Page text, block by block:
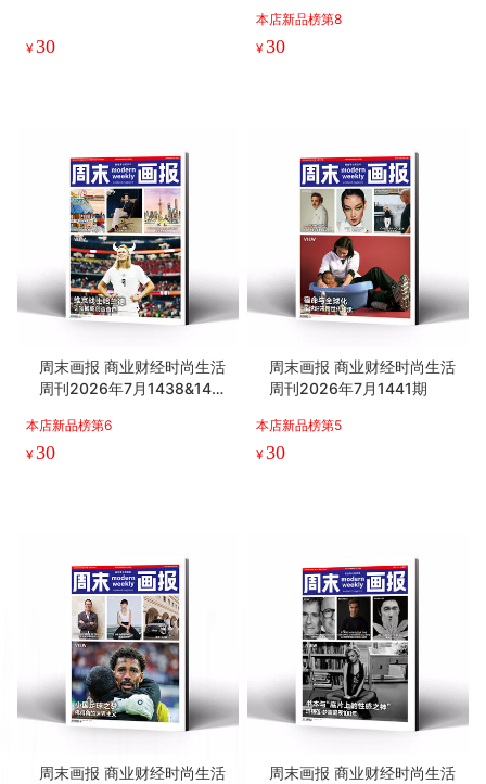
¥30
本店新品榜第8
¥30
周末画报 商业财经时尚生活
周刊2026年7月1438&143
本店新品榜第6
¥30
周末画报 商业财经时尚生活
周刊2026年7月1441期
本店新品榜第5
¥30
周末画报 商业财经时尚生活
周末画报 商业财经时尚生活